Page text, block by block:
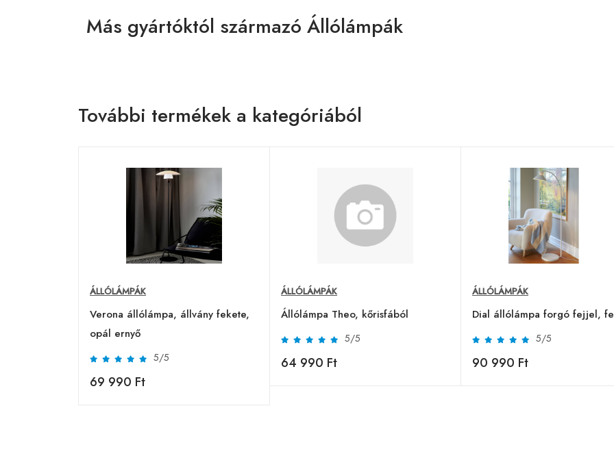
Más gyártóktól származó Állólámpák
További termékek a kategóriából
ÁLLÓLÁMPÁK
Verona állólámpa, állvány fekete,
opál ernyő
5/5
69 990 Ft
ÁLLÓLÁMPÁK
Állólámpa Theo, kőrisfából
5/5
64 990 Ft
ÁLLÓLÁMPÁK
Dial állólámpa forgó fejjel,
5/5
90 990 Ft